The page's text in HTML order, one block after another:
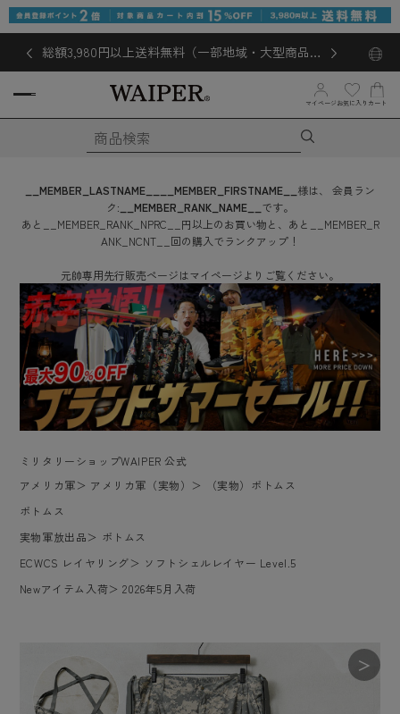
総額3,980円以上送料無料（一部地域・大型商品対
マイページ お気に入り カート
__MEMBER_LASTNAME__ __MEMBER_FIRSTNAME__ 様は、
会員ラン
ク: __MEMBER_RANK_NAME__ です。
あと
__MEMBER_RANK_NPRC__ 円以上のお買い物と、あと
__MEMBER_R
ANK_NCNT__ 回の購入でランクアップ！
元帥専用先行販売ページはマイページよりご覧ください。
ミリタリーショップWAIPER 公式
アメリカ軍＞ アメリカ軍（実物） ＞
（実物）ボトムス
ボトムス
実物軍放出品＞ ボトムス
ECWCS レイヤリング＞ ソフトシェルレイヤー Level.5
Newアイテム入荷＞2026年5月入荷
＞